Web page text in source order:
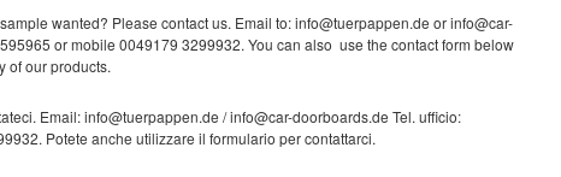
wanted? Please contact us. Email to: info@tuerpappen.de or info@car-
or mobile 0049179 3299932. You can also use the contact form below
of our products.
Email: info@tuerpappen.de / info@car-doorboards.de Tel. ufficio:
Potete anche utilizzare il formulario per contattarci.